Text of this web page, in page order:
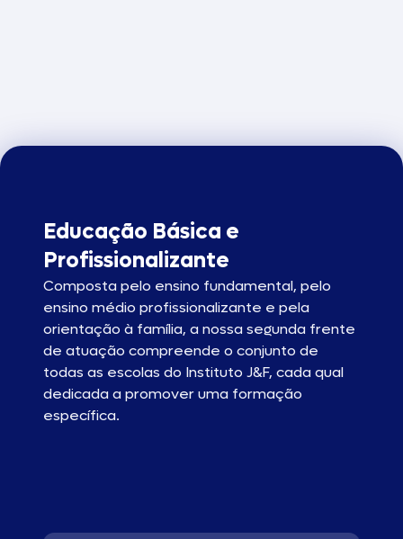
Educação Básica e
Profissionalizante
Composta pelo ensino fundamental, pelo
ensino médio profissionalizante e pela
orientação à família, a nossa segunda frente
de atuação compreende o conjunto de
todas as escolas do Instituto J&F, cada qual
dedicada a promover uma formação
específica.